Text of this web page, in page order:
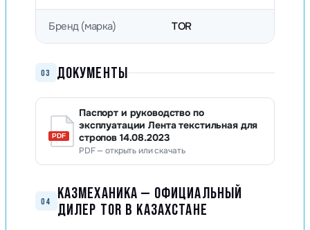
Бренд (марка) TOR
03 ДОКУМЕНТЫ
Паспорт и руководство по
эксплуатации Лента текстильная для
стропов 14.08.2023
PDF — открыть или скачать
04
КАЗМЕХАНИКА — ОФИЦИАЛЬНЫЙ
ДИЛЕР TOR В КАЗАХСТАНЕ